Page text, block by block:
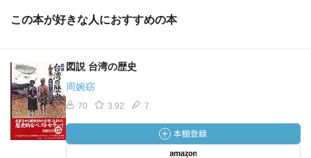
この本が好きな人におすすめの本
図説 台湾の歴史
周婉窈
70 3.92 7